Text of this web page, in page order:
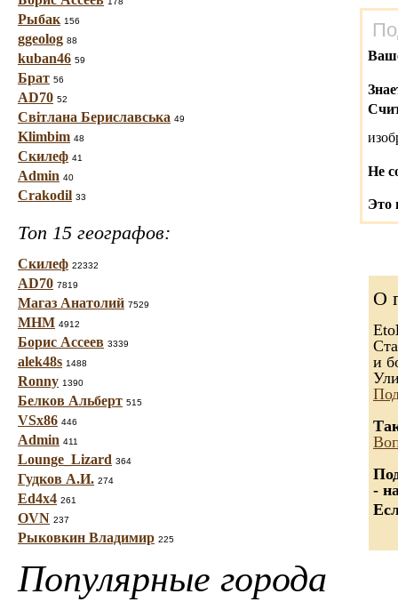
Рыбак 156
ggeolog 88
kuban46 59
Брат 56
AD70 52
Світлана Бериславська 49
Klimbim 48
Скилеф 41
Admin 40
Crakodil 33
Топ 15 географов:
Скилеф 22332
AD70 7819
Магаз Анатолий 7529
МНМ 4912
Борис Ассеев 3339
alek48s 1488
Ronny 1390
Белков Альберт 515
VSx86 446
Admin 411
Lounge_Lizard 364
Гудков А.И. 274
Ed4x4 261
OVN 237
Рыковкин Владимир 225
Популярные города
Не
Это
О
Eto
и
-